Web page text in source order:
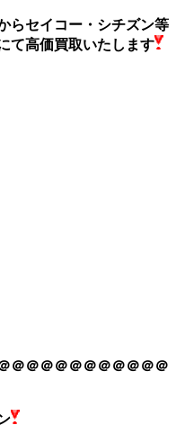
らセイコー・シチズン等
て高価買取いたします
＠＠＠＠＠＠＠＠＠＠＠